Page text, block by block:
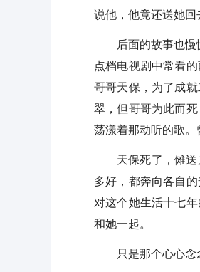
说他，他竟还送她回
后面的故事也
点档电视剧中常看
哥哥天保，为了成
翠，但哥哥为此而
荡漾着那动听的歌。
天保死了，傩
多好，都奔向各自
对这个她生活十七
和她一起。
只是那个心心